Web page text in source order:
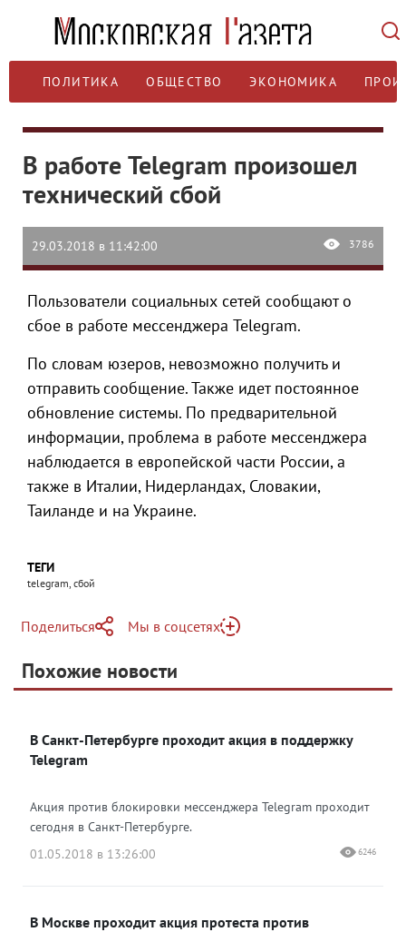
ПОЛИТИКА ОБЩЕСТВО ЭКОНОМИКА
В работе Telegram произошел
технический сбой
29.03.2018 в 11:42:00 3786
Пользователи социальных сетей сообщают о
сбое в работе мессенджера Telegram.
По словам юзеров, невозможно получить и
отправить сообщение. Также идет постоянное
обновление системы. По предварительной
информации, проблема в работе мессенджера
наблюдается в европейской части России, а
также в Италии, Нидерландах, Словакии,
Таиланде и на Украине.
ТЕГИ
telegram, сбой
Поделиться
Telegram
Одноклассники
Мы в соцсетях
Яндекс Дзен
Похожие новости
В Санкт-Петербурге проходит акция в поддержку
Telegram
Акция против блокировки мессенджера Telegram проходит
сегодня в Санкт-Петербурге.
01.05.2018 в 13:26:00
6246
В Москве проходит акция протеста против